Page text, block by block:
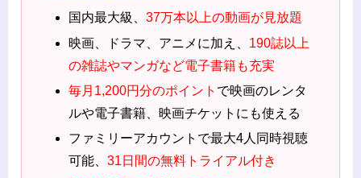
国内最大級、 37万本以上の動画が見放題
映画、ドラマ、アニメに加え、 190誌以上
の雑誌やマンガなど電子書籍も充実
毎月1,200円分のポイント で映画のレンタ
ルや電子書籍、映画チケットにも使える
ファミリーアカウントで最大4人同時視聴
可能、 31日間の無料トライアル付き